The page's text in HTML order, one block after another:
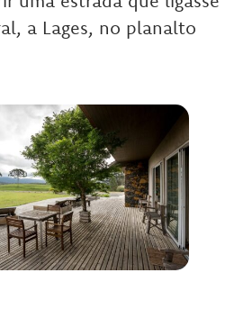
a Lages, no planalto